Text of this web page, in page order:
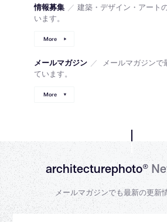
情報募集 ／ 建築・デザイン・アート
います。
More
メールマガジン ／
メールマガジンで
ています。
More
architecturephoto®
メールマガジンでも最新の更新